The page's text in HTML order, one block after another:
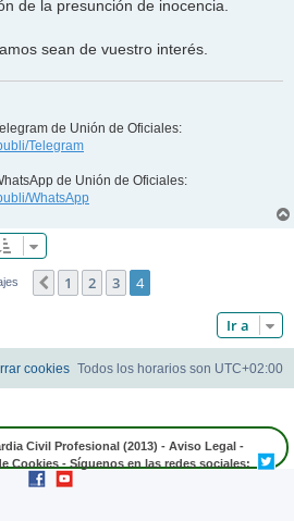
de la presunción de inocencia.
sean de vuestro interés.
de Unión de Oficiales:
Telegram
de Unión de Oficiales:
WhatsApp
Anterior
1 2 3 4
Ir a
Todos los horarios son UTC+02:00
cookies
Civil Profesional (2013) - Aviso Legal -
Cookies - Síguenos en las redes sociales: